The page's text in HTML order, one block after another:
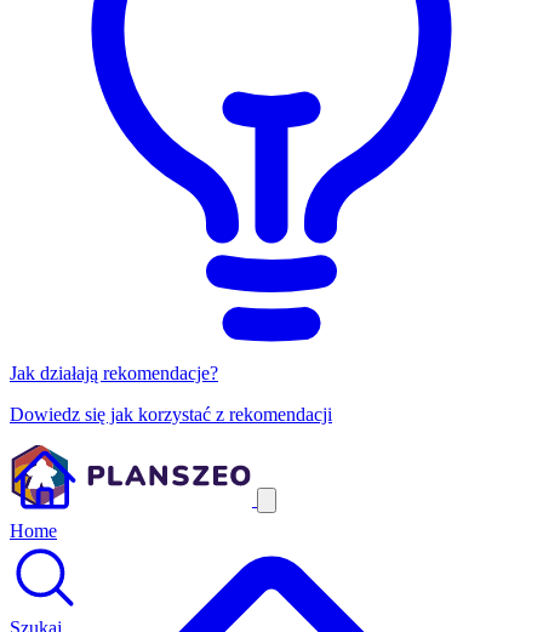
Jak działają rekomendacje?
Dowiedz się jak korzystać z rekomendacji
Home
Szukaj